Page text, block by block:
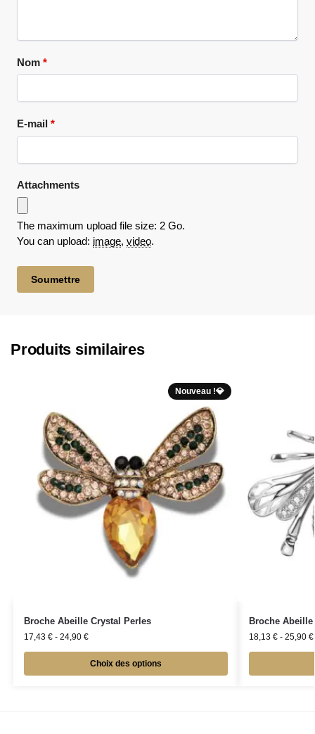
Nom *
E-mail *
Attachments
The maximum upload file size: 2 Go.
You can upload: image, video.
Produits similaires
Nouveau !💎
Broche Abeille Crystal Perles
17,43 €- 24,90 €
Choix des options
Broche
18,13 €- 25,90 €